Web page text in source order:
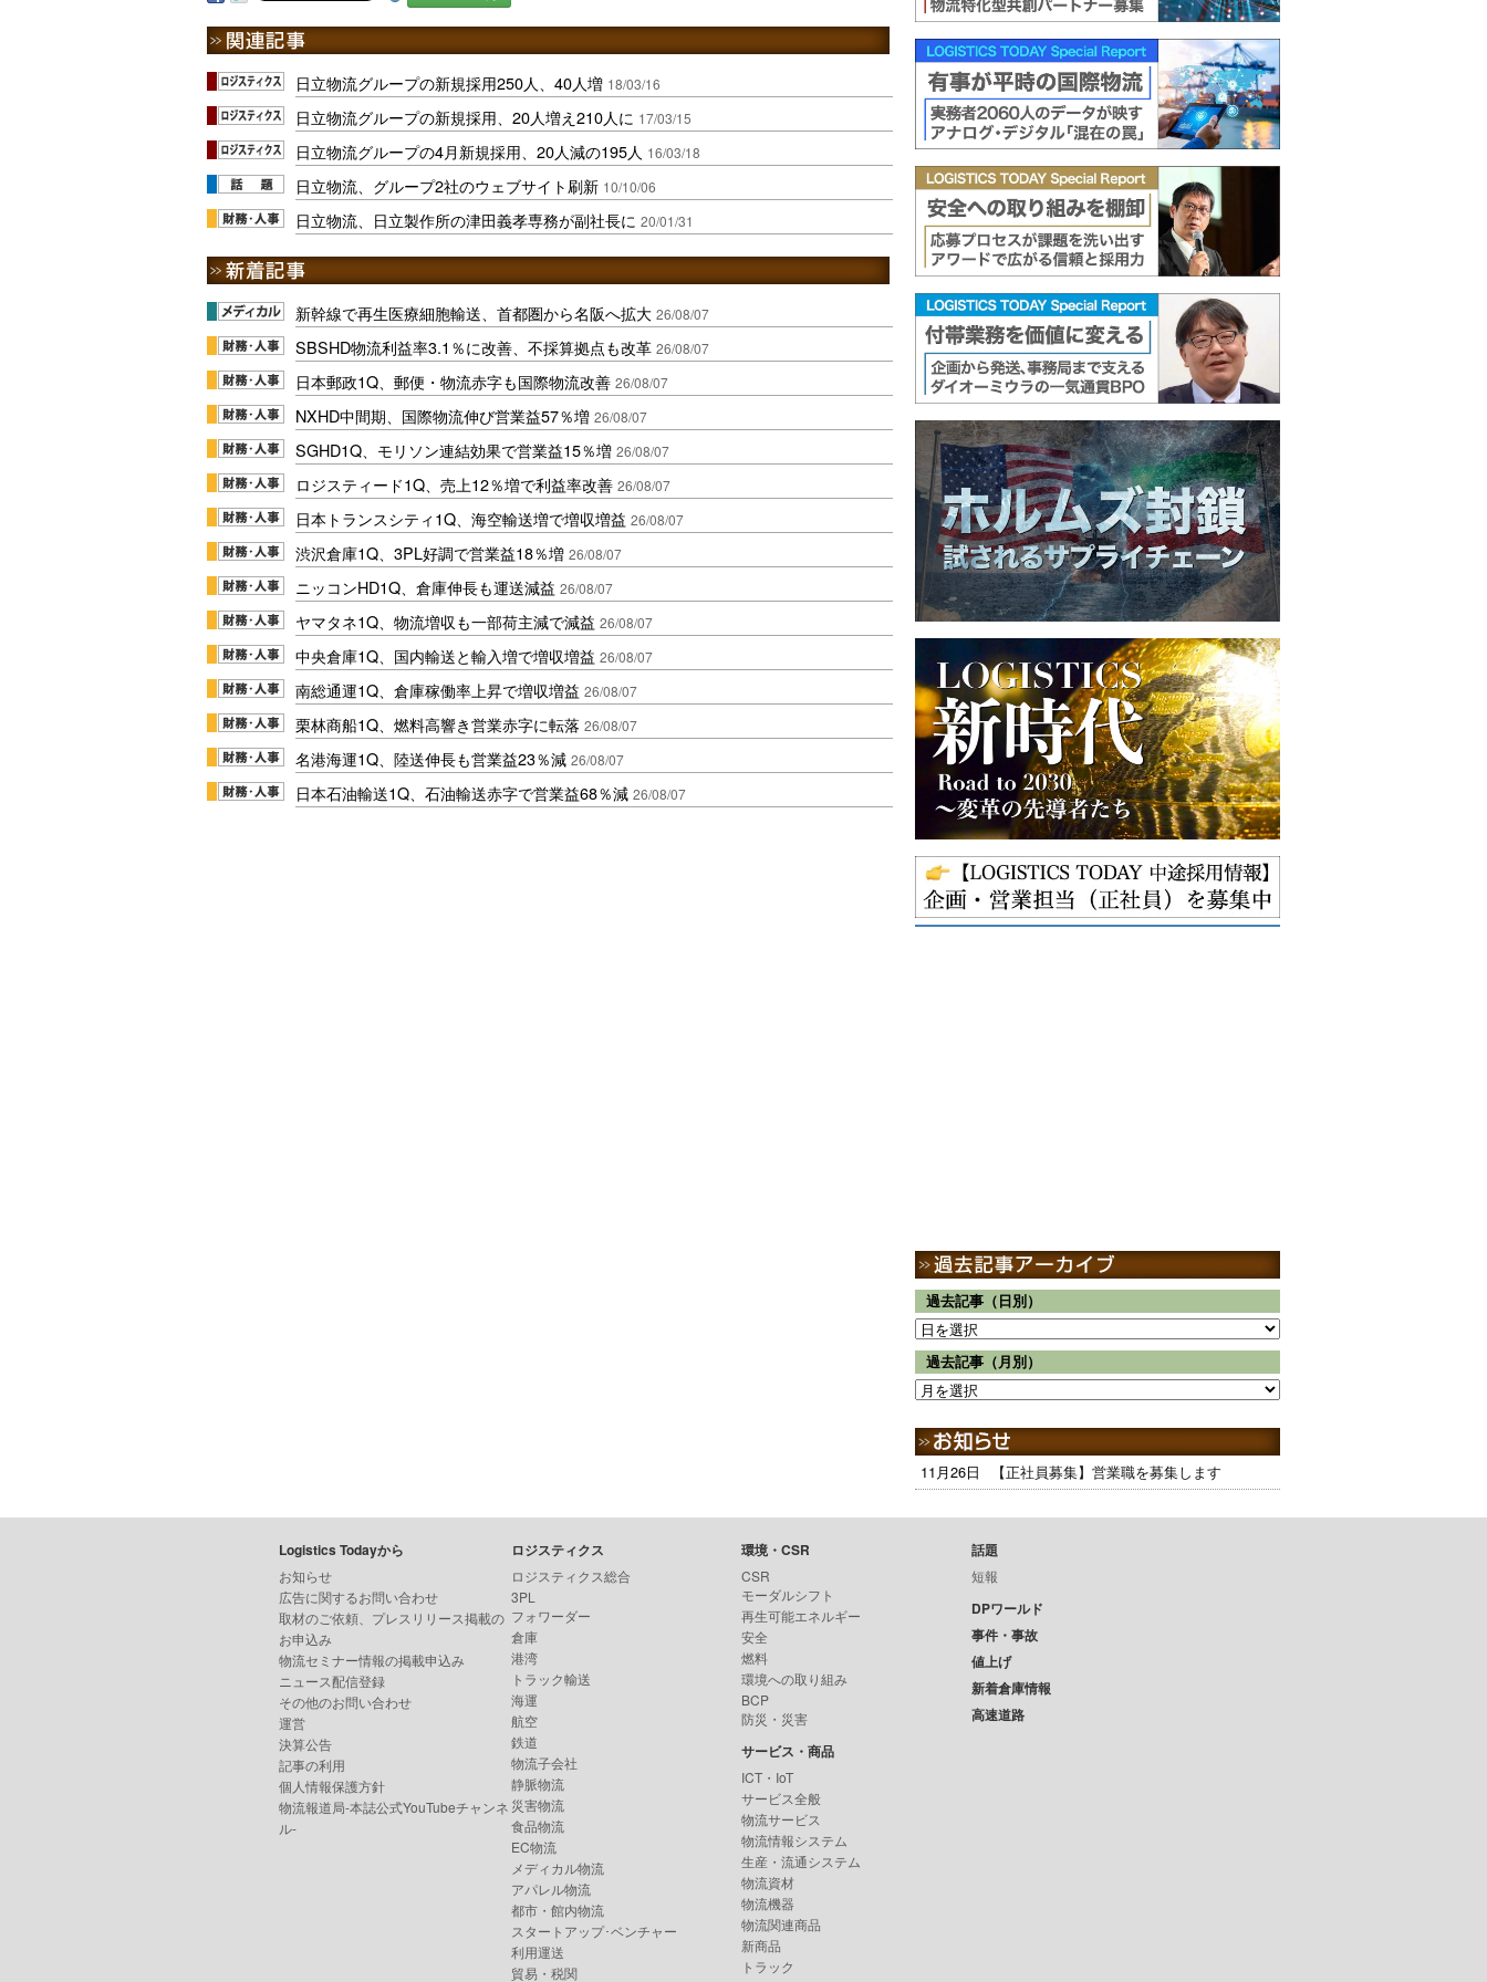
日立物流グループの新規採用250人、40人増 18/03/16
日立物流グループの新規採用、20人増え210人に 17/03/15
日立物流グループの4月新規採用、20人減の195人 16/03/18
日立物流、グループ2社のウェブサイト刷新 10/10/06
日立物流、日立製作所の津田義孝専務が副社長に 20/01/31
新幹線で再生医療細胞輸送、首都圏から名阪へ拡大 26/08/07
SBSHD物流利益率3.1％に改善、不採算拠点も改革 26/08/07
日本郵政1Q、郵便・物流赤字も国際物流改善 26/08/07
NXHD中間期、国際物流伸び営業益57％増 26/08/07
SGHD1Q、モリソン連結効果で営業益15％増 26/08/07
ロジスティード1Q、売上12％増で利益率改善 26/08/07
日本トランスシティ1Q、海空輸送増で増収増益 26/08/07
渋沢倉庫1Q、3PL好調で営業益18％増 26/08/07
ニッコンHD1Q、倉庫伸長も運送減益 26/08/07
ヤマタネ1Q、物流増収も一部荷主減で減益 26/08/07
中央倉庫1Q、国内輸送と輸入増で増収増益 26/08/07
南総通運1Q、倉庫稼働率上昇で増収増益 26/08/07
栗林商船1Q、燃料高響き営業赤字に転落 26/08/07
名港海運1Q、陸送伸長も営業益23％減 26/08/07
日本石油輸送1Q、石油輸送赤字で営業益68％減 26/08/07
過去記事（日別）
過去記事（月別）
11月26日 【正社員募集】営業職を募集します
Logistics Todayから
お知らせ
広告に関するお問い合わせ
取材のご依頼、プレスリリース掲載の
お申込み
物流セミナー情報の掲載申込み
ニュース配信登録
その他のお問い合わせ
運営
決算公告
記事の利用
個人情報保護方針
物流報道局-本誌公式YouTubeチャンネ
ル-
ロジスティクス
ロジスティクス総合
3PL
フォワーダー
倉庫
港湾
トラック輸送
海運
航空
鉄道
物流子会社
静脈物流
災害物流
食品物流
EC物流
メディカル物流
アパレル物流
都市・館内物流
スタートアップ･ベンチャー
利用運送
貿易・税関
環境・CSR
CSR
モーダルシフト
再生可能エネルギー
安全
燃料
環境への取り組み
BCP
防災・災害
サービス・商品
ICT・IoT
サービス全般
物流サービス
物流情報システム
生産・流通システム
物流資材
物流機器
物流関連商品
新商品
トラック
話題
短報
DPワールド
事件・事故
値上げ
新着倉庫情報
高速道路